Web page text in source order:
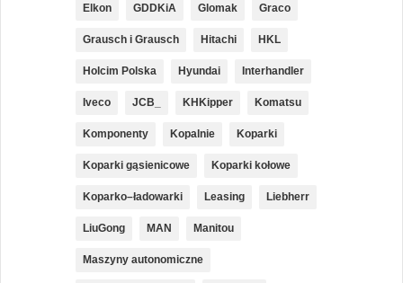
Elkon GDDKiA Glomak Graco
Grausch i Grausch Hitachi HKL
Holcim Polska Hyundai Interhandler
Iveco JCB_ KHKipper Komatsu
Komponenty Kopalnie Koparki
Koparki gąsienicowe Koparki kołowe
Koparko–ładowarki Leasing Liebherr
LiuGong MAN Manitou
Maszyny autonomiczne